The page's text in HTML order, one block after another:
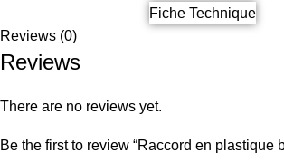
Fiche Technique
Reviews (0)
Reviews
There are no reviews yet.
Be the first to review “Raccord en plastique